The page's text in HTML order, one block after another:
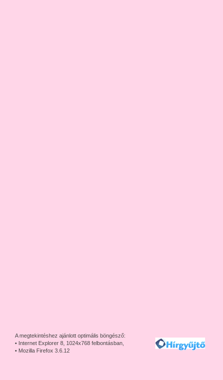
A megtekintéshez ajánlott optimális böngésző:
• Internet Explorer 8, 1024x768 felbontásban,
• Mozilla Firefox 3.6.12